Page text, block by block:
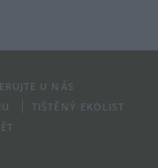
U NÁS
TIŠTĚNÝ EKOLIST